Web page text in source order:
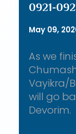
0921-
May 09,
As we
Vayikra/
will go
Devorim.